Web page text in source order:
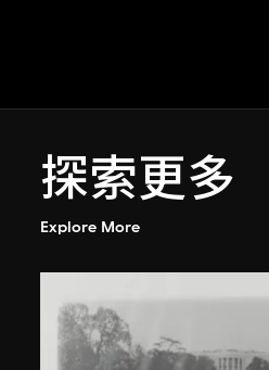
探索更多
Explore More